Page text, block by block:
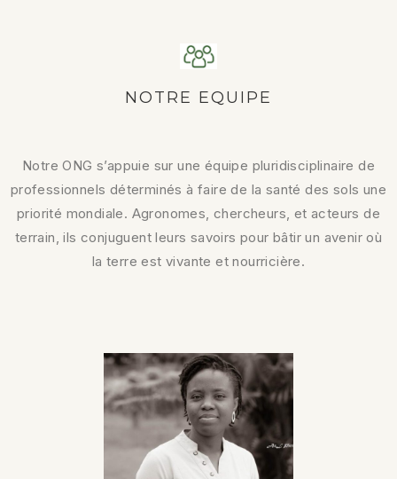
NOTRE EQUIPE
Notre ONG s’appuie sur une équipe pluridisciplinaire de
professionnels déterminés à faire de la santé des sols une
priorité mondiale. Agronomes, chercheurs, et acteurs de
terrain, ils conjuguent leurs savoirs pour bâtir un avenir où
la terre est vivante et nourricière.